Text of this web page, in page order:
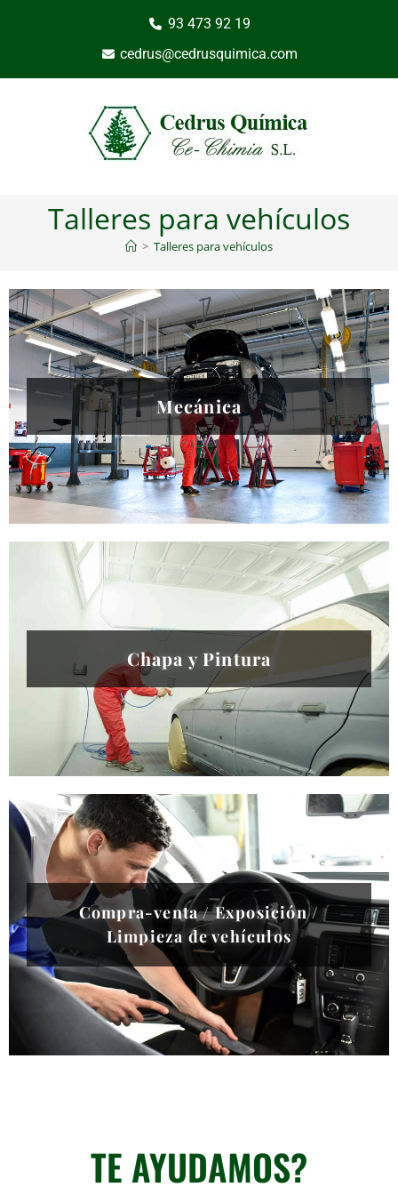
93 473 92 19
cedrus@cedrusquimica.com
Talleres para vehículos
> Talleres para vehículos
Mecánica
Chapa y Pintura
Compra-venta / Exposición /
Limpieza de vehículos
TE AYUDAMOS?